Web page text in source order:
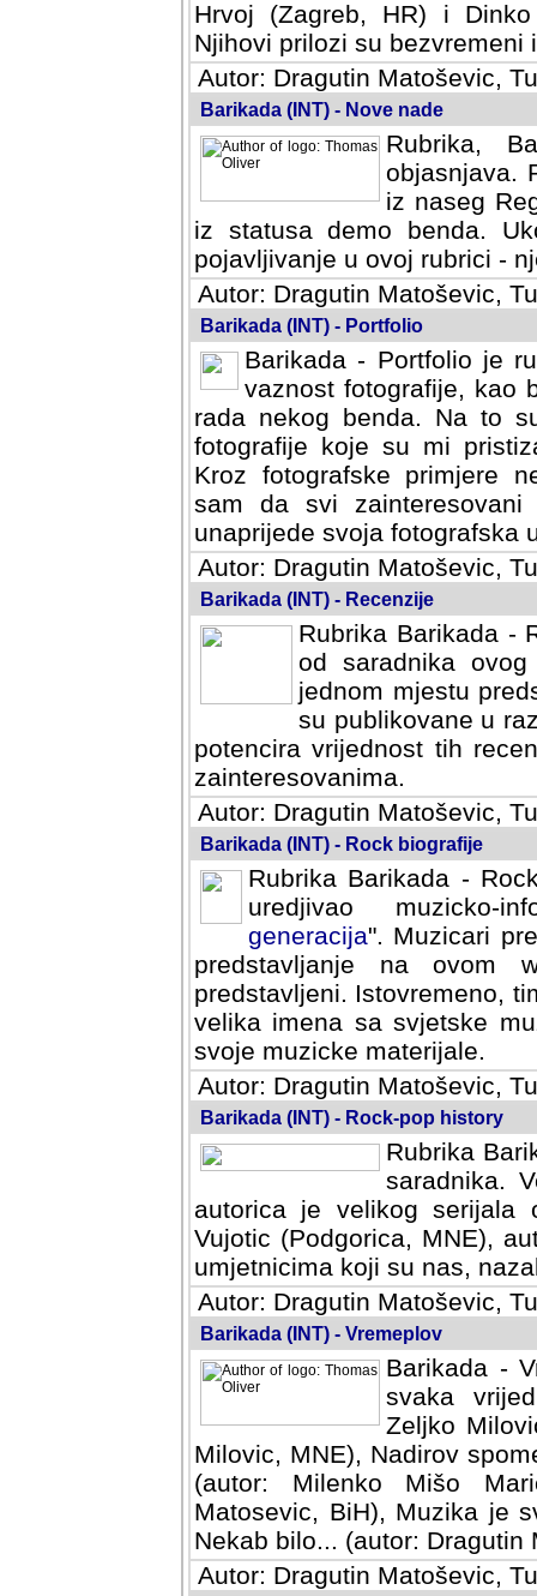
Hrvoj (Zagreb, HR) i
Njihovi prilozi su bezvremeni
Autor: Dragutin Matoševic,
Barikada (INT) - Nove nade
Rubrika,
objasnjava.
iz naseg
iz statusa demo benda.
pojavljivanje u ovoj rubrici -
Autor: Dragutin Matoševic,
Barikada (INT) - Portfolio
Barikada - Portfolio je
vaznost fotografije, kao
rada nekog benda. Na to
fotografije koje su mi
fotografske primjere
svi zainteresovani
svoja fotografska umijeca.
Autor: Dragutin Matoševic,
Barikada (INT) - Recenzije
Rubrika Barikada -
od saradnika
jednom mjestu
su publikovane u
potencira vrijednost tih
zainteresovanima.
Autor: Dragutin Matoševic,
Barikada (INT) - Rock biografije
Rubrika Barikada -
uredjivao muzicko-
Muzicari predstavljeni u
na ovom web portalu
Istovremeno, tim nacinom
sa svjetske muzicke scene
materijale.
Autor: Dragutin Matoševic,
Barikada (INT) - Rock-pop history
Rubrika
saradnika.
autorica je velikog serijala
Vujotic (Podgorica, MNE),
umjetnicima koji su nas,
Autor: Dragutin Matoševic,
Barikada (INT) - Vremeplov
Barikada -
svaka
Milovic,
MNE), Nadirov spomenar
Milenko Mišo Maric, UK),
Muzika je svirala (autor:
(autor: Dragutin Matosevic,
Autor: Dragutin Matoševic,